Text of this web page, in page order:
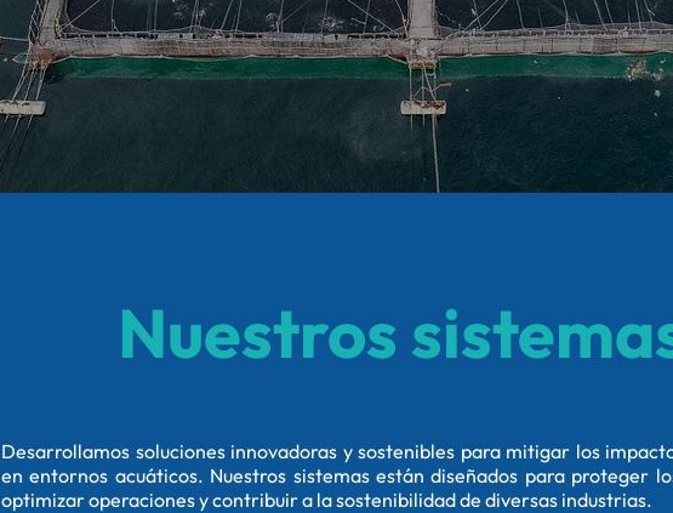
Nuestros
Desarrollamos soluciones innovadoras y sostenibles para mitigar los
en entornos acuáticos. Nuestros sistemas están diseñados para proteger
optimizar operaciones y contribuir a la sostenibilidad de diversas industrias.